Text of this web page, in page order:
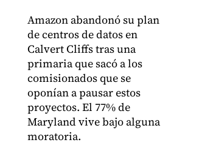
Amazon abandonó su plan
de centros de datos en
Calvert Cliffs tras una
primaria que sacó a los
comisionados que se
oponían a pausar estos
proyectos. El 77% de
Maryland vive bajo alguna
moratoria.